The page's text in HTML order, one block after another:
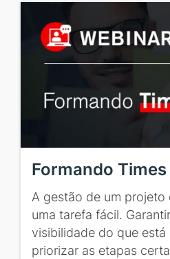
Formando
A gestão de um
uma tarefa fácil.
visibilidade do que
priorizar as etapas